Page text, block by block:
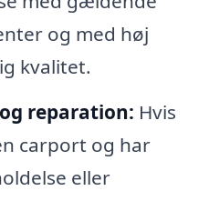
og med høj
kvalitet.
reparation: Hvis
carport og har
eller